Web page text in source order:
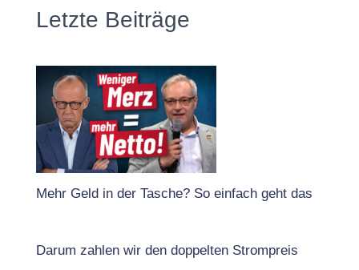
Letzte Beiträge
Mehr Geld in der Tasche? So einfach geht das
Darum zahlen wir den doppelten Strompreis